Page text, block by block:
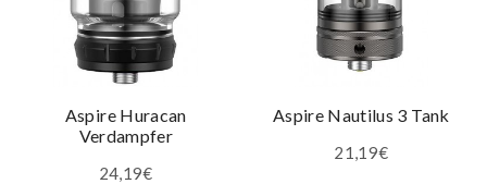
Aspire Huracan
Verdampfer
24,19€
Aspire Nautilus 3 Tank
21,19€